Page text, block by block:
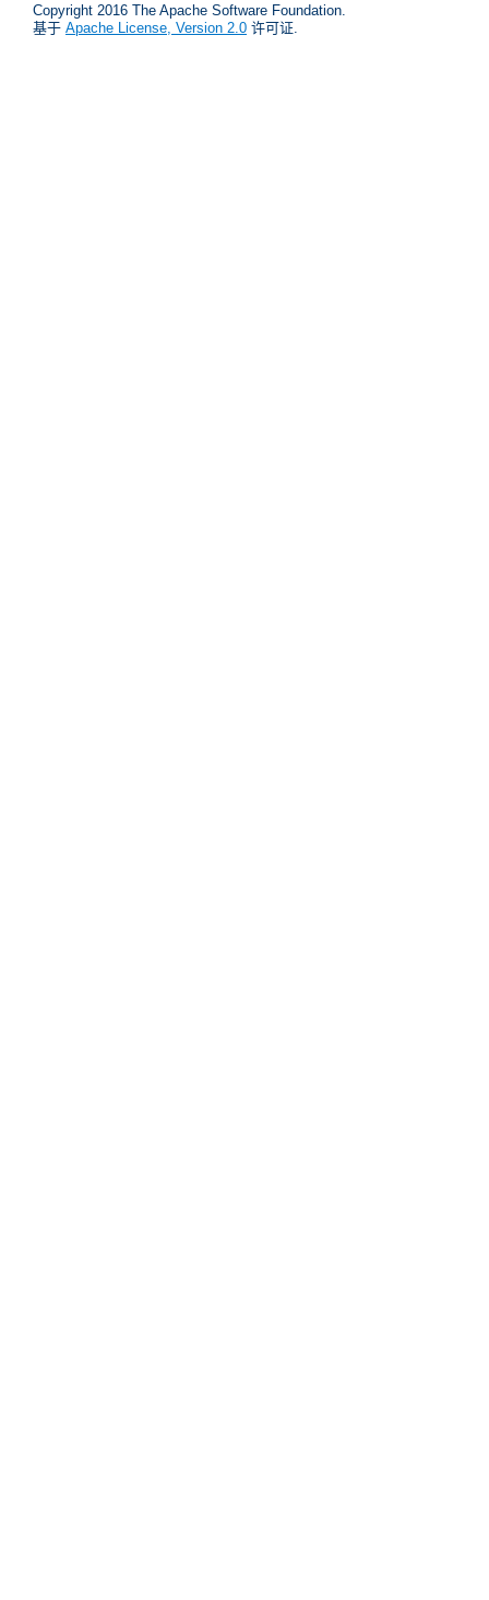
Copyright 2016 The Apache Software Foundation.
基于 Apache License, Version 2.0 许可证.